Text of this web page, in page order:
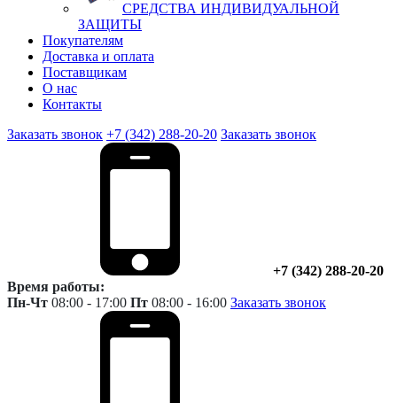
СРЕДСТВА ИНДИВИДУАЛЬНОЙ
ЗАЩИТЫ
Покупателям
Доставка и оплата
Поставщикам
О нас
Контакты
Заказать звонок +7 (342) 288-20-20 Заказать звонок
+7 (342) 288-20-20
Время работы:
Пн-Чт 08:00 - 17:00 Пт 08:00 - 16:00 Заказать звонок